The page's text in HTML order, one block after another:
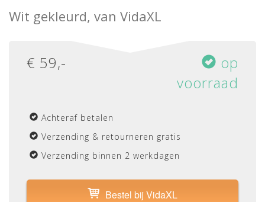
Wit gekleurd, van VidaXL
€ 59,-
op
voorraad
Achteraf betalen
Verzending & retourneren gratis
Verzending binnen 2 werkdagen
Bestel bij VidaXL